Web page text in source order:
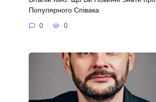
Популярного Співака
0 0